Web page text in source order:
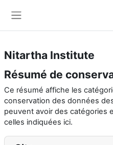
Nitartha Institute
Résumé de
Ce résumé affiche les
conservation des données
peuvent avoir des catégories
celles indiquées ici.